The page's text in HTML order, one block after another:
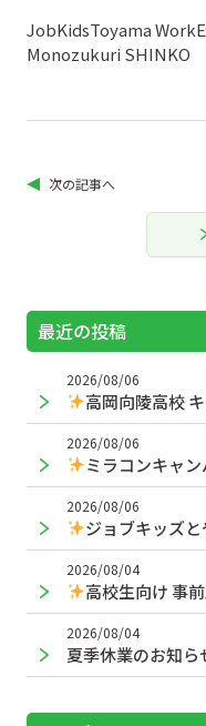
JobKidsToyama
Monozukuri SHINKO
次の記事へ
最近の投稿
高岡向陵高校
2026/08/06
ミラコンキャ
2026/08/06
ジョブキッズ
2026/08/06
高校生向け 事
2026/08/04
夏季休業のお知ら
2026/08/04